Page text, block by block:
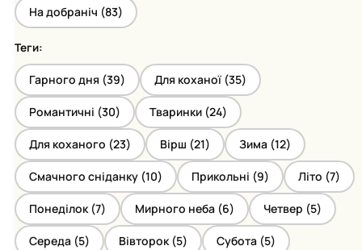
На добраніч (83)
Теги:
Гарного дня (39) Для коханої (35)
Романтичні (30) Тваринки (24)
Для коханого (23) Вірш (21) Зима (12)
Смачного сніданку (10) Прикольні (9) Літо (7)
Понеділок (7) Мирного неба (6) Четвер (5)
Середа (5) Вівторок (5) Субота (5)